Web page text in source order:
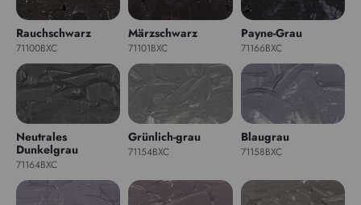
Rauchschwarz
71100BXC
Märzschwarz
71101BXC
Payne-Grau
71166BXC
Neutrales
Dunkelgrau
71164BXC
Grünlich-grau
71154BXC
Blaugrau
71158BXC